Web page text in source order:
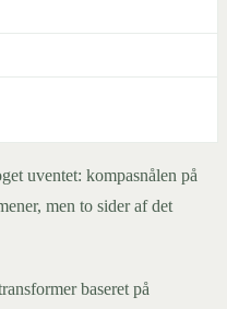
uventet: kompasnålen på
men to sider af det
baseret på